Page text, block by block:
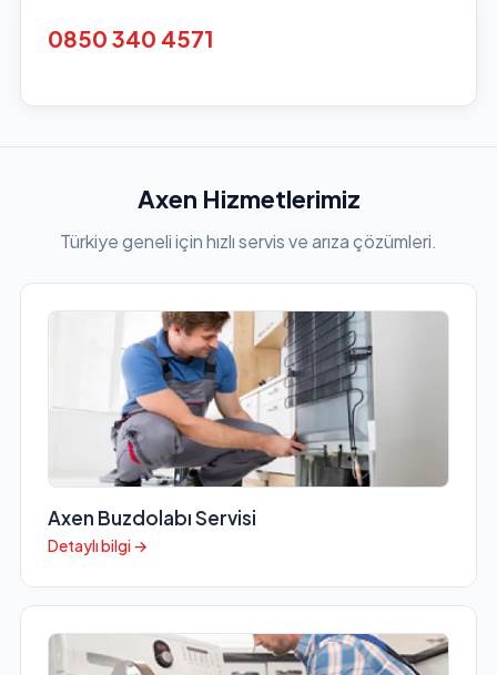
0850 340 4571
Axen Hizmetlerimiz
Türkiye geneli için hızlı servis ve arıza çözümleri.
Axen Buzdolabı Servisi
Detaylı bilgi →